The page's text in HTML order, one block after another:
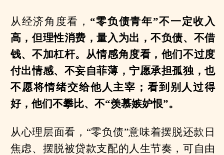
从经济角度看， “零负债青年”不一定收入
高，但理性消费，量入为出，不负债、不借
钱、不加杠杆。从情感角度看，他们不过度
付出情感、不妄自菲薄，宁愿承担孤独，也
不愿将情绪交给他人主宰；看到别人过得
好，他们不攀比、不“羡慕嫉妒恨”。
从心理层面看，“零负债”意味着摆脱还款日
焦虑、摆脱被贷款支配的人生节奏，可自由